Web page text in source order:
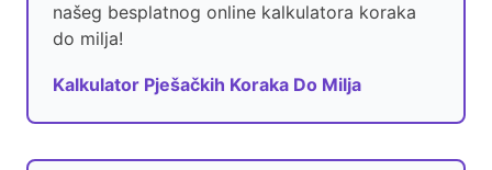
našeg besplatnog online kalkulatora koraka
do milja!
Kalkulator Pješačkih Koraka Do Milja